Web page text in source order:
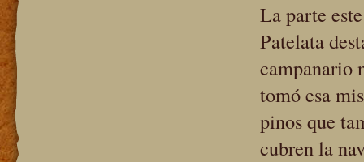
La parte
Patelata
campanario
tomó esa
pinos que
cubren la